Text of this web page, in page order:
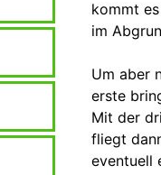
kommt
im
Um aber
erste
Mit der
fliegt
eventuell